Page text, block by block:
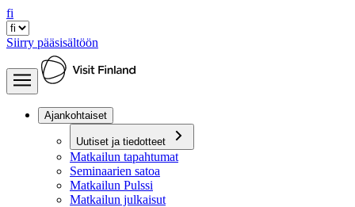
fi
Siirry pääsisältöön
Ajankohtaiset
Uutiset ja tiedotteet
Matkailun tapahtumat
Seminaarien satoa
Matkailun Pulssi
Matkailun julkaisut